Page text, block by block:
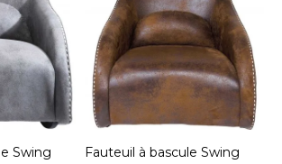
Swing
Fauteuil à bascule Swing